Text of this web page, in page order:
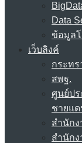
Data
ข้อมูลโ
เว็บลิงค์
กระทร
สพฐ.
ศูนย์ปร
ชายแ
สำนักง
สำนักง